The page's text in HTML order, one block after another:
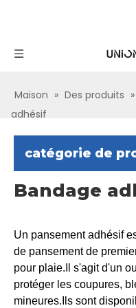
Maison » Des produits »
adhésif
catégorie de
Bandage
Un pansement adhésif
de pansement de
pour plaie.Il s'agit d'un
protéger les coupures,
mineures.Ils sont